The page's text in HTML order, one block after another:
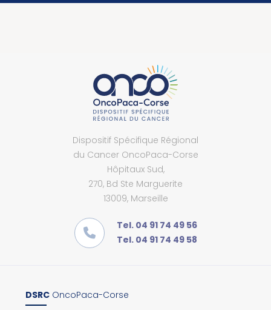
Dispositif Spécifique Régional
du Cancer OncoPaca-Corse
Hôpitaux Sud,
270, Bd Ste Marguerite
13009, Marseille
Tel. 04 91 74 49 56
Tel. 04 91 74 49 58
DSRC OncoPaca-Corse